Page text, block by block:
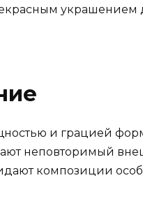
украшением
и грацией
неповторимый
композиции